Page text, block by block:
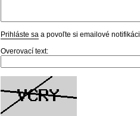
Prihláste sa a povoľte si emailové
Overovací text: